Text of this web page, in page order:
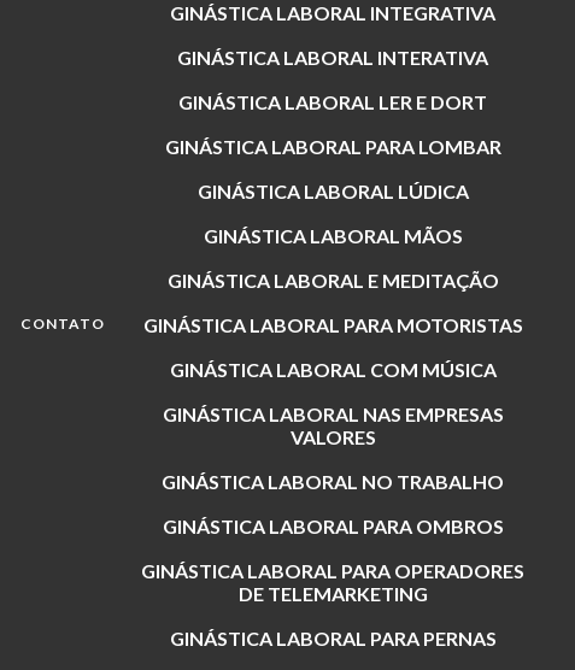
CONTATO
GINÁSTICA LABORAL INTEGRATIVA
GINÁSTICA LABORAL INTERATIVA
GINÁSTICA LABORAL LER E DORT
GINÁSTICA LABORAL PARA LOMBAR
GINÁSTICA LABORAL LÚDICA
GINÁSTICA LABORAL MÃOS
GINÁSTICA LABORAL E MEDITAÇÃO
GINÁSTICA LABORAL PARA MOTORISTAS
GINÁSTICA LABORAL COM MÚSICA
GINÁSTICA LABORAL NAS EMPRESAS
VALORES
GINÁSTICA LABORAL NO TRABALHO
GINÁSTICA LABORAL PARA OMBROS
GINÁSTICA LABORAL PARA OPERADORES
DE TELEMARKETING
GINÁSTICA LABORAL PARA PERNAS